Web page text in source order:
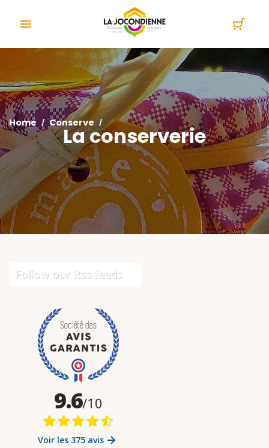

Home Conserve
La conserverie
Follow our Rss feeds
Cookies management panel